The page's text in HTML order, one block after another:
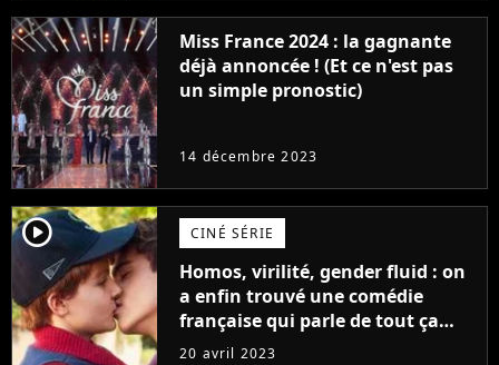
Miss France 2024 : la gagnante
déjà annoncée ! (Et ce n'est pas
un simple pronostic)
14 décembre 2023
player2 CINÉ SÉRIE
Homos, virilité, gender fluid : on
a enfin trouvé une comédie
française qui parle de tout ça
sans être super ringarde
20 avril 2023